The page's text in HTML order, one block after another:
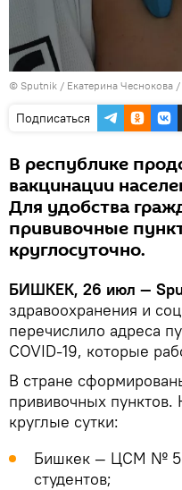
© Sputnik / Екатерина Чеснокова /
Подписаться
В республике
вакцинации
Для удобства
прививочные
круглосуточно.
БИШКЕК, 26 июл —
здравоохранения и
перечислило адреса
COVID-19, которые
В стране
прививочных
круглые сутки:
Бишкек — ЦСМ № 5
студентов;